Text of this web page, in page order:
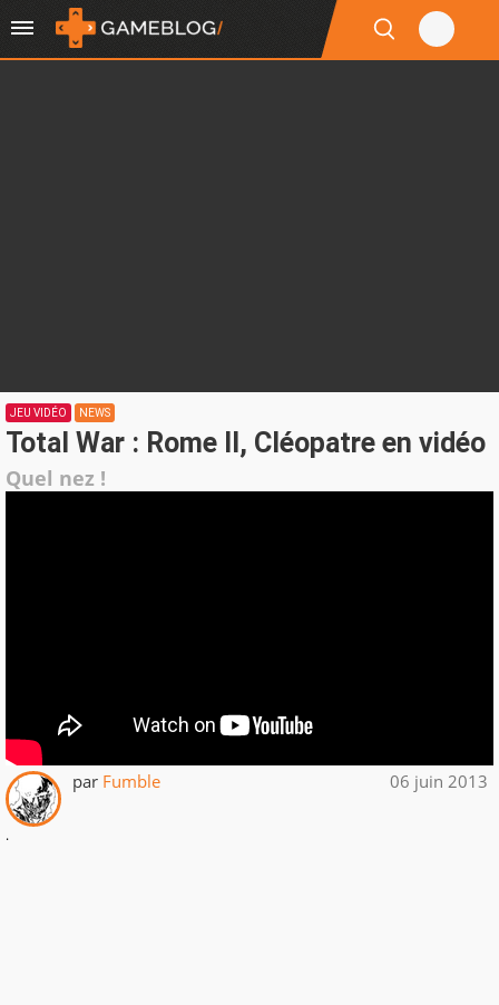
JEU VIDÉO NEWS
Total War : Rome II, Cléopatre en vidéo
Quel nez !
par Fumble 06 juin 2013
.